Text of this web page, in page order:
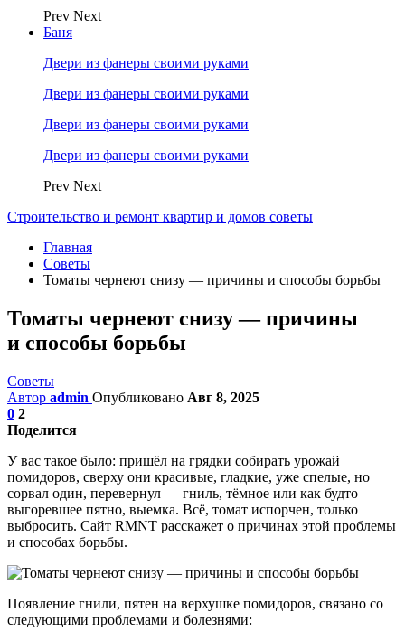
Prev Next
Баня
Двери из фанеры своими руками
Двери из фанеры своими руками
Двери из фанеры своими руками
Двери из фанеры своими руками
Prev Next
Строительство и ремонт квартир и домов советы
Главная
Советы
Томаты чернеют снизу — причины и способы борьбы
Томаты чернеют снизу — причины
и способы борьбы
Советы
Автор admin Опубликовано Авг 8, 2025
0 2
Поделится
У вас такое было: пришёл на грядки собирать урожай
помидоров, сверху они красивые, гладкие, уже спелые, но
сорвал один, перевернул — гниль, тёмное или как будто
выгоревшее пятно, выемка. Всё, томат испорчен, только
выбросить. Сайт RMNT расскажет о причинах этой проблемы
и способах борьбы.
Появление гнили, пятен на верхушке помидоров, связано со
следующими проблемами и болезнями: